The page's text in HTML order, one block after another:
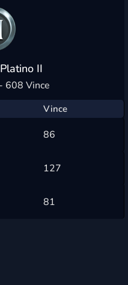
II
- 608 Vince
Vince
86
127
81